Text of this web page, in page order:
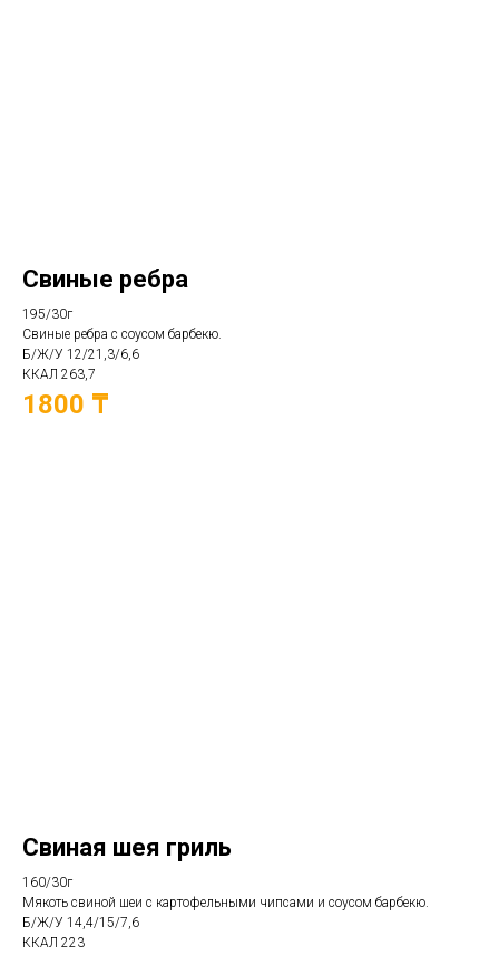
Свиные ребра
195/30г
Свиные ребра с соусом барбекю.
Б/Ж/У 12/21,3/6,6
ККАЛ 263,7
1800 ₸
Свиная шея гриль
160/30г
Мякоть свиной шеи с картофельными чипсами и соусом барбекю.
Б/Ж/У 14,4/15/7,6
ККАЛ 223